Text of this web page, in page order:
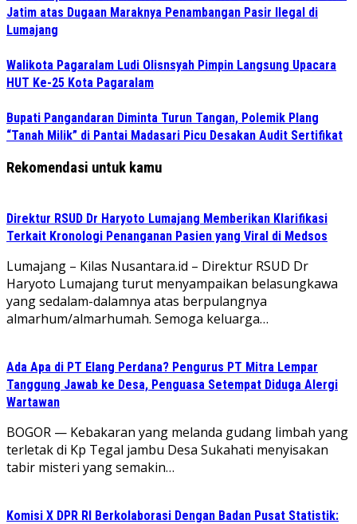
Jatim atas Dugaan Maraknya Penambangan Pasir Ilegal di
Lumajang
Walikota Pagaralam Ludi Olisnsyah Pimpin Langsung Upacara
HUT Ke-25 Kota Pagaralam
Bupati Pangandaran Diminta Turun Tangan, Polemik Plang
“Tanah Milik” di Pantai Madasari Picu Desakan Audit Sertifikat
Rekomendasi untuk kamu
Direktur RSUD Dr Haryoto Lumajang Memberikan Klarifikasi
Terkait Kronologi Penanganan Pasien yang Viral di Medsos
Lumajang – Kilas Nusantara.id – Direktur RSUD Dr
Haryoto Lumajang turut menyampaikan belasungkawa
yang sedalam-dalamnya atas berpulangnya
almarhum/almarhumah. Semoga keluarga…
Ada Apa di PT Elang Perdana? Pengurus PT Mitra Lempar
Tanggung Jawab ke Desa, Penguasa Setempat Diduga Alergi
Wartawan
​BOGOR — Kebakaran yang melanda gudang limbah yang
terletak di Kp Tegal jambu Desa Sukahati menyisakan
tabir misteri yang semakin…
Komisi X DPR RI Berkolaborasi Dengan Badan Pusat Statistik: